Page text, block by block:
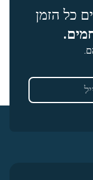
כל הזמן